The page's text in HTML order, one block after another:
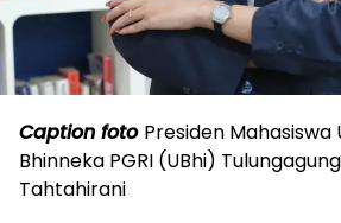
Caption foto Presiden Mahasiswa
Bhinneka PGRI (UBhi)
Tahtahirani